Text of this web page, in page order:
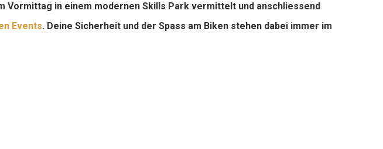
in einem modernen Skills Park vermittelt und anschliessend
Events. Deine Sicherheit und der Spass am Biken stehen dabei immer im